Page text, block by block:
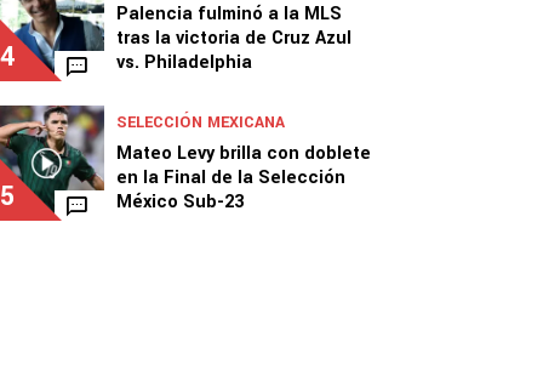
4
Palencia fulminó a la MLS
tras la victoria de Cruz Azul
vs. Philadelphia
5
SELECCIÓN MEXICANA
Mateo Levy brilla con doblete
en la Final de la Selección
México Sub-23